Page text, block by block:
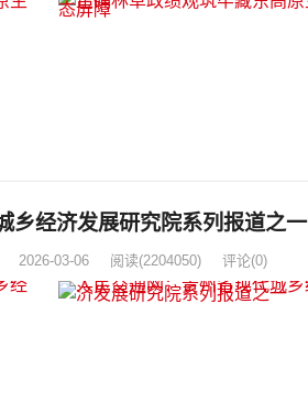
乡经济发展研究院系列报道之一
2026-03-06 阅读(2204050) 评论(0)